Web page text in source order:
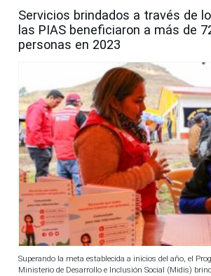
Servicios brindados a través de
las PIAS beneficiaron a más de
personas en 2023
Superando la meta establecida a inicios del año, el
Ministerio de Desarrollo e Inclusión Social (Midis)